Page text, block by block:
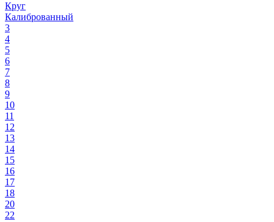
Круг
Калиброванный
3
4
5
6
7
8
9
10
11
12
13
14
15
16
17
18
20
22